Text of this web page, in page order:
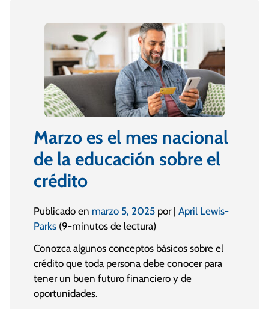
Marzo es el mes nacional
de la educación sobre el
crédito
Publicado en marzo 5, 2025 por | April Lewis-
Parks (9-minutos de lectura)
Conozca algunos conceptos básicos sobre el
crédito que toda persona debe conocer para
tener un buen futuro financiero y de
oportunidades.